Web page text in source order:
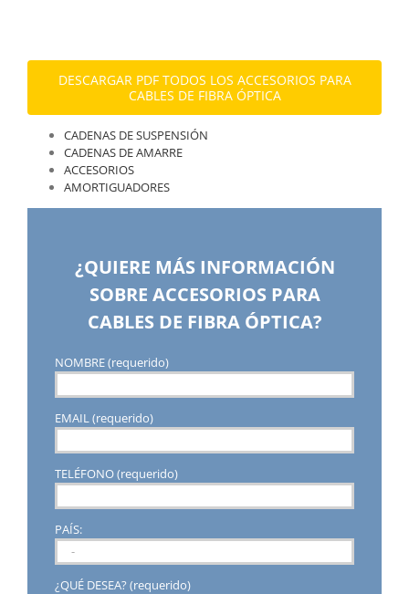
DESCARGAR PDF TODOS LOS ACCESORIOS PARA
CABLES DE FIBRA ÓPTICA
CADENAS DE SUSPENSIÓN
CADENAS DE AMARRE
ACCESORIOS
AMORTIGUADORES
¿QUIERE MÁS INFORMACIÓN
SOBRE ACCESORIOS PARA
CABLES DE FIBRA ÓPTICA?
NOMBRE (requerido)
EMAIL (requerido)
TELÉFONO (requerido)
PAÍS:
¿QUÉ DESEA? (requerido)